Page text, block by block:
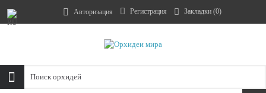
Авторизация Регистрация Закладки (0)